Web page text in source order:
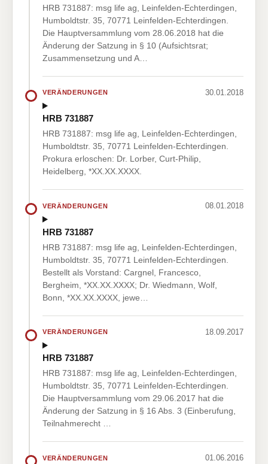
HRB 731887: msg life ag, Leinfelden-Echterdingen,
Humboldtstr. 35, 70771 Leinfelden-Echterdingen.
Die Hauptversammlung vom 28.06.2018 hat die
Änderung der Satzung in § 10 (Aufsichtsrat;
Zusammensetzung und A…
VERÄNDERUNGEN 30.01.2018
HRB 731887
HRB 731887: msg life ag, Leinfelden-Echterdingen,
Humboldtstr. 35, 70771 Leinfelden-Echterdingen.
Prokura erloschen: Dr. Lorber, Curt-Philip,
Heidelberg, *XX.XX.XXXX.
VERÄNDERUNGEN 08.01.2018
HRB 731887
HRB 731887: msg life ag, Leinfelden-Echterdingen,
Humboldtstr. 35, 70771 Leinfelden-Echterdingen.
Bestellt als Vorstand: Cargnel, Francesco,
Bergheim, *XX.XX.XXXX; Dr. Wiedmann, Wolf,
Bonn, *XX.XX.XXXX, jewe…
VERÄNDERUNGEN 18.09.2017
HRB 731887
HRB 731887: msg life ag, Leinfelden-Echterdingen,
Humboldtstr. 35, 70771 Leinfelden-Echterdingen.
Die Hauptversammlung vom 29.06.2017 hat die
Änderung der Satzung in § 16 Abs. 3 (Einberufung,
Teilnahmerecht …
VERÄNDERUNGEN 01.06.2016